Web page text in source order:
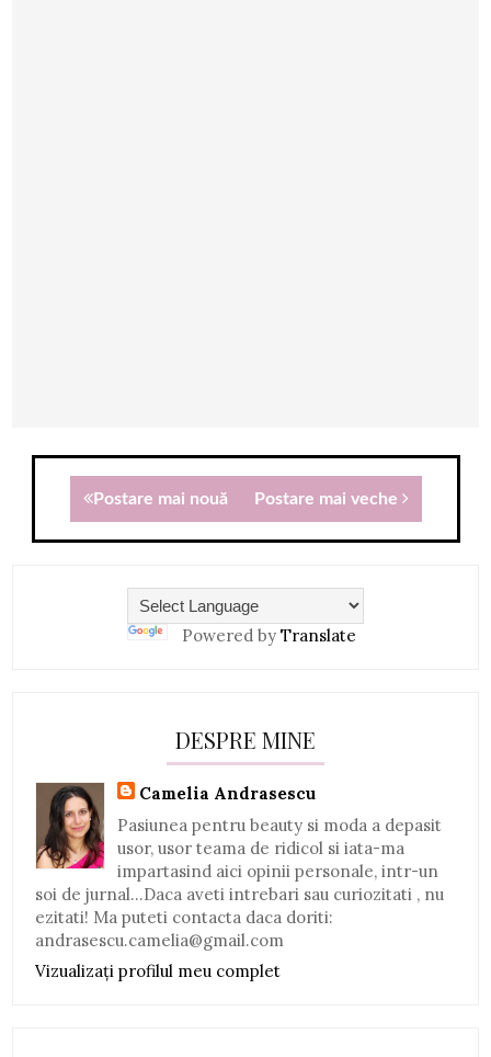
Postare mai nouă Postare mai veche
Powered by Translate
DESPRE MINE
Camelia Andrasescu
Pasiunea pentru beauty si moda a depasit
usor, usor teama de ridicol si iata-ma
impartasind aici opinii personale, intr-un
soi de jurnal...Daca aveti intrebari sau curiozitati , nu
ezitati! Ma puteti contacta daca doriti:
andrasescu.camelia@gmail.com
Vizualizați profilul meu complet